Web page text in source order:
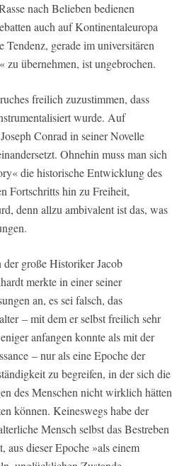
nach Belieben bedienen
auch auf Kontinentaleuropa
Tendenz, gerade im universitären
übernehmen, ist ungebrochen.
freilich zuzustimmen, dass
wurde. Auf
Conrad in seiner Novelle
Ohnehin muss man sich
die historische Entwicklung des
Fortschritts hin zu Freiheit,
denn allzu ambivalent ist das, was
der große Historiker Jacob
merkte in einer seiner
an, es sei falsch, das
– mit dem er selbst freilich sehr
anfangen konnte als mit der
– nur als eine Epoche der
zu begreifen, in der sich die
des Menschen nicht wirklich hätten
können. Keineswegs habe der
Mensch selbst das Bestreben
aus dieser Epoche »als einem